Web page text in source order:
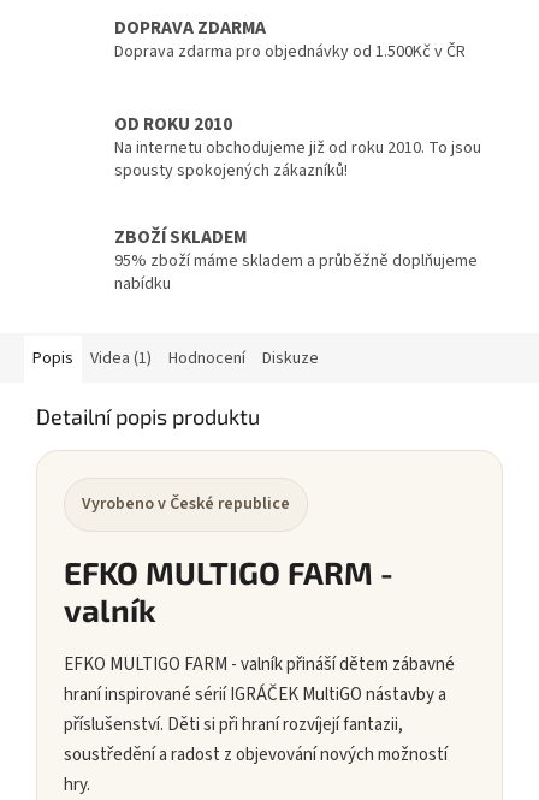
DOPRAVA ZDARMA
Doprava zdarma pro objednávky od 1.500Kč v ČR
OD ROKU 2010
Na internetu obchodujeme již od roku 2010. To jsou
spousty spokojených zákazníků!
ZBOŽÍ SKLADEM
95% zboží máme skladem a průběžně doplňujeme
nabídku
Popis Videa (1) Hodnocení Diskuze
Detailní popis produktu
Vyrobeno v České republice
EFKO MULTIGO FARM -
valník
EFKO MULTIGO FARM - valník přináší dětem zábavné
hraní inspirované sérií IGRÁČEK MultiGO nástavby a
příslušenství. Děti si při hraní rozvíjejí fantazii,
soustředění a radost z objevování nových možností
hry.